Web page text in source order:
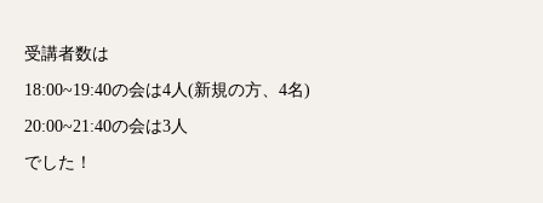
受講者数は
18:00~19:40の会は4人(新規の方、4名)
20:00~21:40の会は3人
でした！